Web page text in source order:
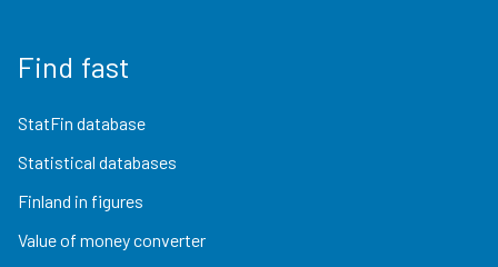
Find fast
StatFin database
Statistical databases
Finland in figures
Value of money converter